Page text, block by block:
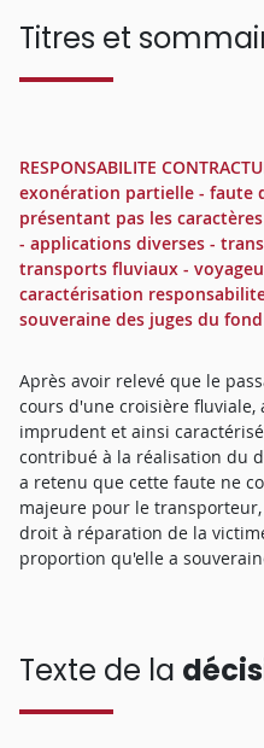
Titres et
RESPONSABILITE
exonération partielle - faute
présentant pas les
- applications diverses -
transports fluviaux -
caractérisation
souveraine des juges du fond
Après avoir relevé que le
cours d'une croisière fluviale,
imprudent et ainsi
contribué à la réalisation du
a retenu que cette faute ne
majeure pour le
droit à réparation de la
proportion qu'elle a
Texte de la